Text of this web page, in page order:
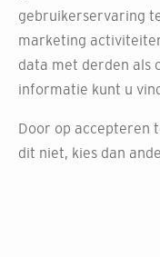
onze
gebruikerservaring
marketing
data met derden als
informatie kunt u
Door op accepteren
dit niet, kies dan